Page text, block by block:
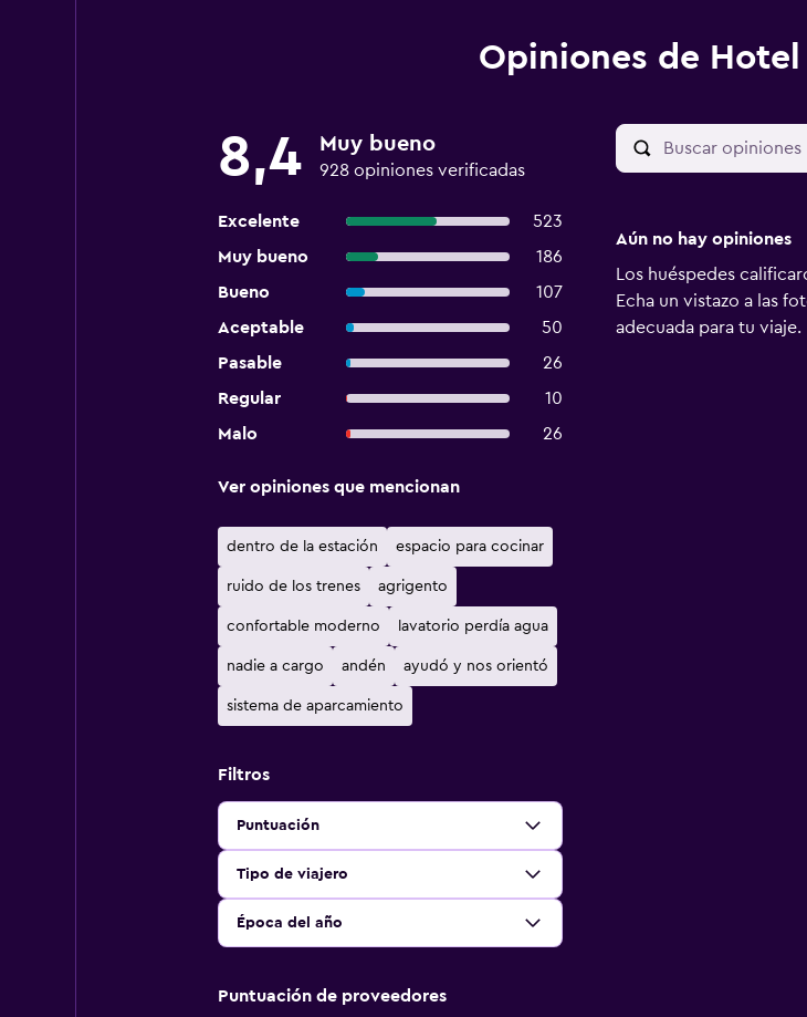
Opiniones de
8,4 Muy bueno
928 opiniones verificadas
Excelente
523
Muy bueno
186
Bueno
107
Aceptable
50
Pasable
26
Regular
10
Malo
26
Ver opiniones que mencionan
dentro de la estación espacio para cocinar
ruido de los trenes agrigento
confortable moderno lavatorio perdía agua
nadie a cargo andén ayudó y nos orientó
sistema de aparcamiento
Filtros
Puntuación
Tipo de viajero
Época del año
Puntuación de proveedores
Aún no hay opiniones
Los huéspedes
Echa un vistazo a las
adecuada para tu viaje.